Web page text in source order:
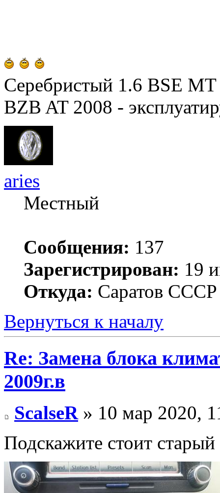
Серебристый 1.6 BSE
BZB AT 2008 -
aries
Местный
Сообщения: 137
Зарегистрирован: 19
Откуда: Саратов
Вернуться к началу
Re: Замена блока
2009г.в
ScalseR» 10 мар 2020,
Подскажите стоит